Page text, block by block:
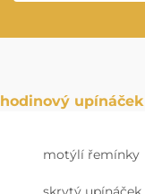
hodinový upínáček
motýlí řemínky